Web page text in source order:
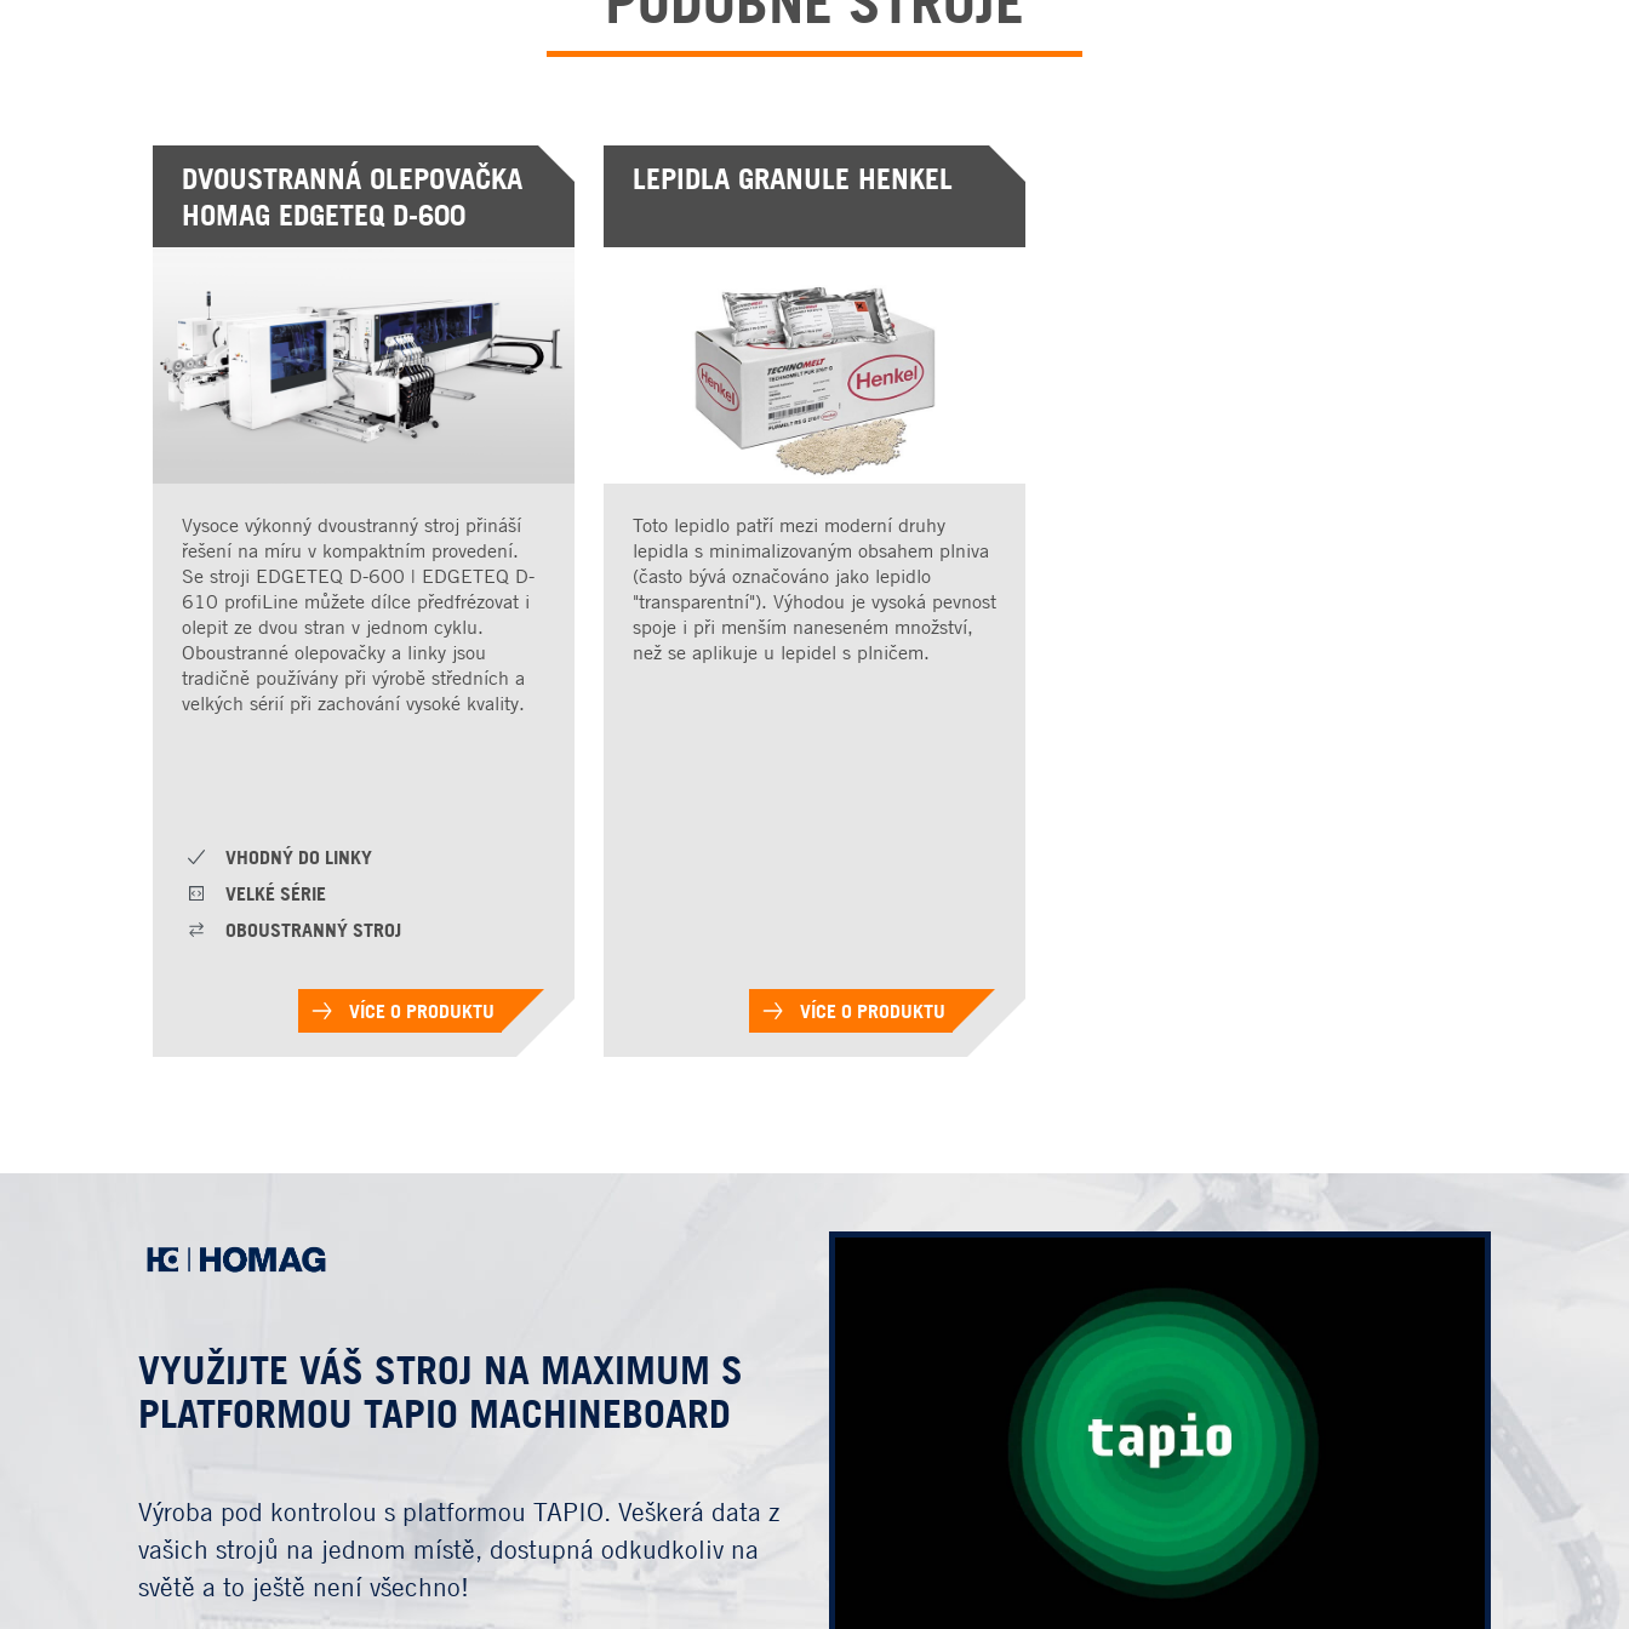
DVOUSTRANNÁ OLEPOVAČKA
HOMAG EDGETEQ D-600
Vysoce výkonný dvoustranný stroj přináší
řešení na míru v kompaktním provedení.
Se stroji EDGETEQ D-600 | EDGETEQ D-
610 profiLine můžete dílce předfrézovat i
olepit ze dvou stran v jednom cyklu.
Oboustranné olepovačky a linky jsou
tradičně používány při výrobě středních a
velkých sérií při zachování vysoké kvality.
VHODNÝ DO LINKY
VELKÉ SÉRIE
OBOUSTRANNÝ STROJ
VÍCE O PRODUKTU
LEPIDLA GRANULE HENKEL
Toto lepidlo patří mezi moderní druhy
lepidla s minimalizovaným obsahem plniva
(často bývá označováno jako lepidlo
"transparentní"). Výhodou je vysoká pevnost
spoje i při menším naneseném množství,
než se aplikuje u lepidel s plničem.
VÍCE O PRODUKTU
VYUŽIJTE VÁŠ STROJ NA MAXIMUM S
PLATFORMOU TAPIO MACHINEBOARD
Výroba pod kontrolou s platformou TAPIO. Veškerá data z
vašich strojů na jednom místě, dostupná odkudkoliv na
světě a to ještě není všechno!